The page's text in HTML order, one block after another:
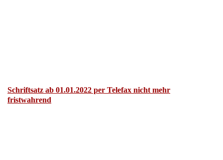
Schriftsatz ab 01.01.2022 per Telefax nicht mehr
fristwahrend